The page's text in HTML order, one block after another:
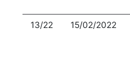
13/22 15/02/2022